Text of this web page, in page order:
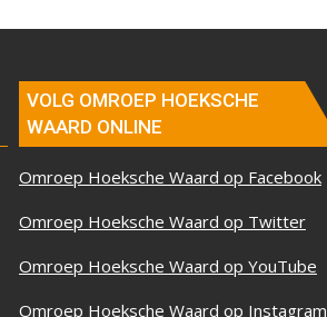
VOLG OMROEP HOEKSCHE
WAARD ONLINE
Omroep Hoeksche Waard op Facebook
Omroep Hoeksche Waard op Twitter
Omroep Hoeksche Waard op YouTube
Omroep Hoeksche Waard op Instagram